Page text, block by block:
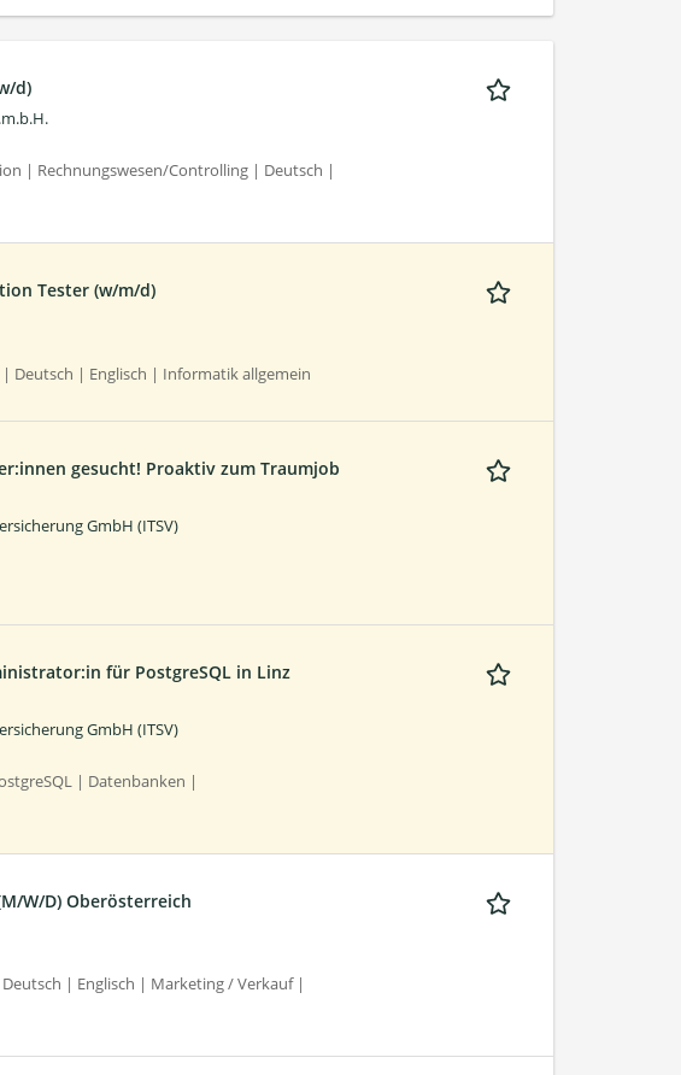
d)
| Rechnungswesen/Controlling | Deutsch |
Tester (w/m/d)
Deutsch | Englisch | Informatik allgemein
gesucht! Proaktiv zum Traumjob
GmbH (ITSV)
für PostgreSQL in Linz
GmbH (ITSV)
| Datenbanken |
(M/W/D) Oberösterreich
| Englisch | Marketing / Verkauf |